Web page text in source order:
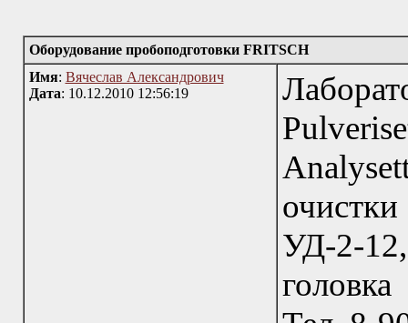
Оборудование пробоподготовки FRITSCH
Имя: Вячеслав Александрович
Дата: 10.12.2010 12:56:19
УД-2-